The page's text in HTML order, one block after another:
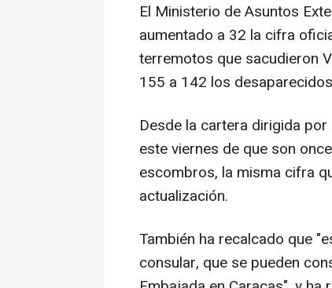
El Ministerio de Asuntos
aumentado a 32 la cifra
terremotos que sacudieron
155 a 142 los
Desde la cartera dirigida
este viernes de que son
escombros, la misma cifra
actualización.
También ha recalcado que
consular, que se pueden